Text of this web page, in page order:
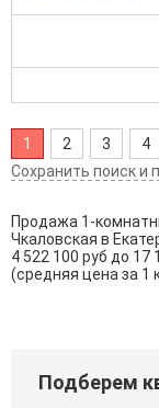
1 2 3 4
Сохранить поиск и
Продажа 1-
Чкаловская в
4 522 100 руб до 17
(средняя цена за 1
Подберем